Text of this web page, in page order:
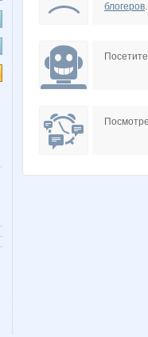
Nata.li
Tanchika Tau
блогеров.